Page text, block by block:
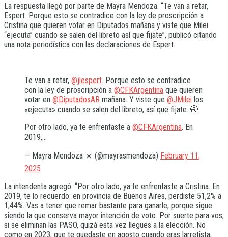
La respuesta llegó por parte de Mayra Mendoza. “Te van a retar,
Espert. Porque esto se contradice con la ley de proscripción a
Cristina que quieren votar en Diputados mañana y viste que Milei
“ejecuta” cuando se salen del libreto así que fijate”, publicó citando
una nota periodística con las declaraciones de Espert.
Te van a retar, @jlespert. Porque esto se contradice
con la ley de proscripción a @CFKArgentina que quieren
votar en @DiputadosAR mañana. Y viste que @JMilei los
«ejecuta» cuando se salen del libreto, así que fijate. 🤭
Por otro lado, ya te enfrentaste a @CFKArgentina. En
2019,…
— Mayra Mendoza ☀️ (@mayrasmendoza) February 11,
2025
La intendenta agregó: “Por otro lado, ya te enfrentaste a Cristina. En
2019, te lo recuerdo: en provincia de Buenos Aires, perdiste 51,2% a
1,44%. Vas a tener que remar bastante para ganarle, porque sigue
siendo la que conserva mayor intención de voto. Por suerte para vos,
si se eliminan las PASO, quizá esta vez llegues a la elección. No
como en 2023, que te quedaste en agosto cuando eras larretista,